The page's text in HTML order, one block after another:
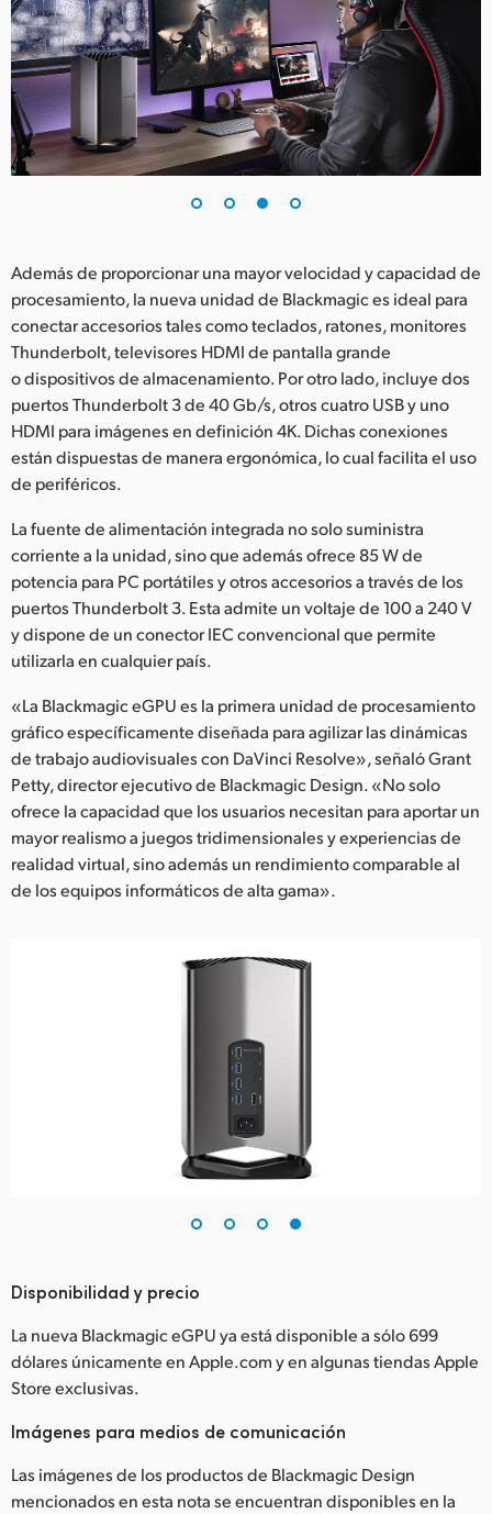
Además de proporcionar una mayor velocidad y capacidad de
procesamiento, la nueva unidad de Blackmagic es ideal para
conectar accesorios tales como teclados, ratones, monitores
Thunderbolt, televisores HDMI de pantalla grande
o dispositivos de almacenamiento. Por otro lado, incluye dos
puertos Thunderbolt 3 de 40 Gb/s, otros cuatro USB y uno
HDMI para imágenes en definición 4K. Dichas conexiones
están dispuestas de manera ergonómica, lo cual facilita el uso
de periféricos.
La fuente de alimentación integrada no solo suministra
corriente a la unidad, sino que además ofrece 85 W de
potencia para PC portátiles y otros accesorios a través de los
puertos Thunderbolt 3. Esta admite un voltaje de 100 a 240 V
y dispone de un conector IEC convencional que permite
utilizarla en cualquier país.
«La Blackmagic eGPU es la primera unidad de procesamiento
gráfico específicamente diseñada para agilizar las dinámicas
de trabajo audiovisuales con DaVinci Resolve», señaló Grant
Petty, director ejecutivo de Blackmagic Design. «No solo
ofrece la capacidad que los usuarios necesitan para aportar un
mayor realismo a juegos tridimensionales y experiencias de
realidad virtual, sino además un rendimiento comparable al
de los equipos informáticos de alta gama».
Disponibilidad y precio
La nueva Blackmagic eGPU ya está disponible a sólo 699
dólares únicamente en Apple.com y en algunas tiendas Apple
Store exclusivas.
Imágenes para medios de comunicación
Las imágenes de los productos de Blackmagic Design
mencionados en esta nota se encuentran disponibles en la